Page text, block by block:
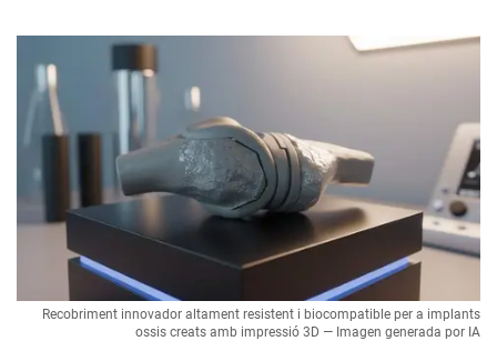
Recobriment innovador altament resistent i biocompatible per a implants
ossis creats amb impressió 3D — Imagen generada por IA